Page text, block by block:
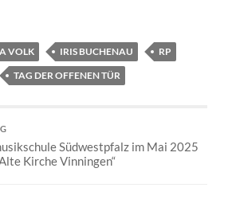
VOLK IRIS BUCHENAU
RP
TAG DER OFFENEN TÜR
Südwestpfalz im Mai 2025
Kirche Vinningen“